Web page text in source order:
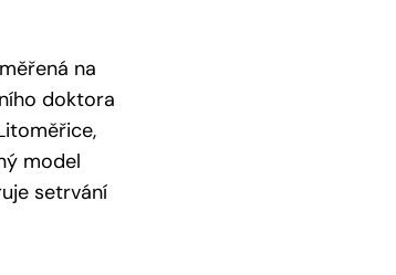
na
doktora
model
setrvání